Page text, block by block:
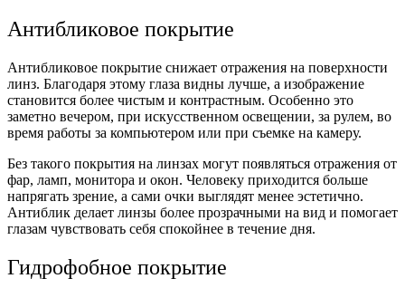
Антибликовое покрытие
Антибликовое покрытие снижает отражения на поверхности
линз. Благодаря этому глаза видны лучше, а изображение
становится более чистым и контрастным. Особенно это
заметно вечером, при искусственном освещении, за рулем, во
время работы за компьютером или при съемке на камеру.
Без такого покрытия на линзах могут появляться отражения от
фар, ламп, монитора и окон. Человеку приходится больше
напрягать зрение, а сами очки выглядят менее эстетично.
Антиблик делает линзы более прозрачными на вид и помогает
глазам чувствовать себя спокойнее в течение дня.
Гидрофобное покрытие